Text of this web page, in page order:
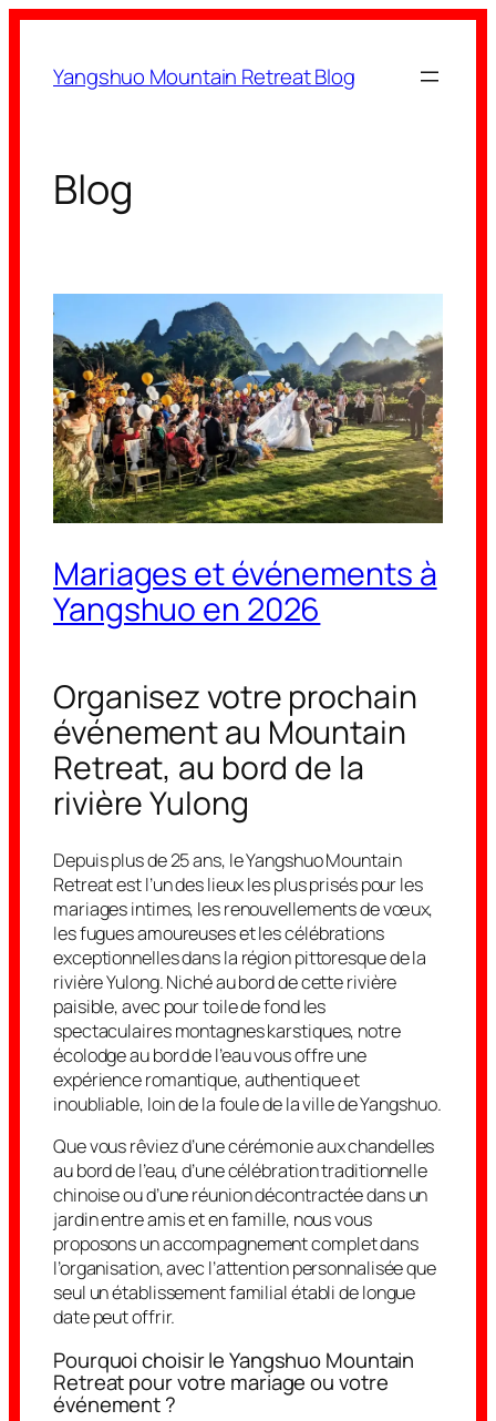
contenu
Yangshuo Mountain Retreat Blog
Blog
Mariages et événements à
Yangshuo en 2026
Organisez votre prochain
événement au Mountain
Retreat, au bord de la
rivière Yulong
Depuis plus de 25 ans, le Yangshuo Mountain
Retreat est l’un des lieux les plus prisés pour les
mariages intimes, les renouvellements de vœux,
les fugues amoureuses et les célébrations
exceptionnelles dans la région pittoresque de la
rivière Yulong. Niché au bord de cette rivière
paisible, avec pour toile de fond les
spectaculaires montagnes karstiques, notre
écolodge au bord de l’eau vous offre une
expérience romantique, authentique et
inoubliable, loin de la foule de la ville de Yangshuo.
Que vous rêviez d’une cérémonie aux chandelles
au bord de l’eau, d’une célébration traditionnelle
chinoise ou d’une réunion décontractée dans un
jardin entre amis et en famille, nous vous
proposons un accompagnement complet dans
l’organisation, avec l’attention personnalisée que
seul un établissement familial établi de longue
date peut offrir.
Pourquoi choisir le Yangshuo Mountain
Retreat pour votre mariage ou votre
événement ?